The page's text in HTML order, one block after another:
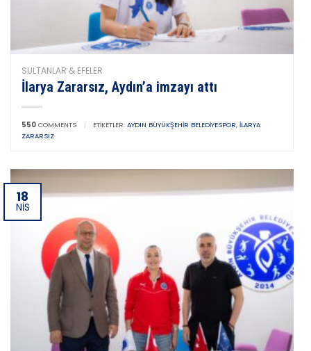
SULTANLAR & EFELER
İlarya Zararsız, Aydın’a imzayı attı
550 COMMENTS | ETIKETLER: AYDIN BÜYÜKŞEHIR BELEDIYESPOR, İLARYA
ZARARSIZ
18
NIS